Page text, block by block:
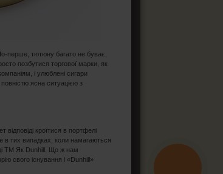
перше, тютюну багато не буває,
позбутися торгової марки, як
і улюблені сигари
ясна ситуацією з
кроїтися в портфелі
в тих випадках, коли намагаються
ТМ Як Dunhill. Що ж нам
свого існування і «Dunhill»